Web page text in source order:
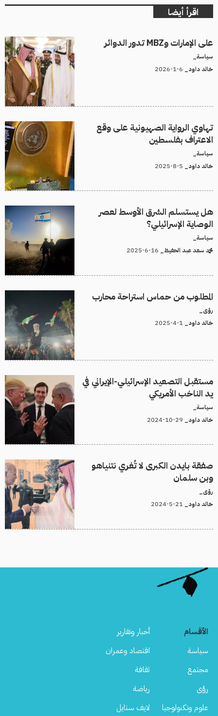
اقرأ أيضا
على الإمارات وMBZ تدور الدوائر
سياسة_
خالد داود_
تهاوي الرواية الصهيونية على وقع
الاعتراف بفلسطين
سياسة_
خالد داود_
هل يستسلم الشرق الأوسط لعصر
الوصاية الإسرائيلي؟
سياسة_
محمد سعد عبد الحفيظ_
المطلوب من حماس استراحة محارب
رؤى_
خالد داود_
مستقبل التصعيد الإسرائيلي-الإيراني في
يد الناخب الأمريكي
سياسة_
خالد داود_
صفقة بايدن الكبرى لا تُغري نتنياهو
وبن سلمان
رؤى_
خالد داود_
الأقسام
أخبار وتقارير
سياسة
اقتصاد وعمران
مجتمع
ثقافة
رؤى
رياضة
علوم وتكنولوجيا
لايف ستايل